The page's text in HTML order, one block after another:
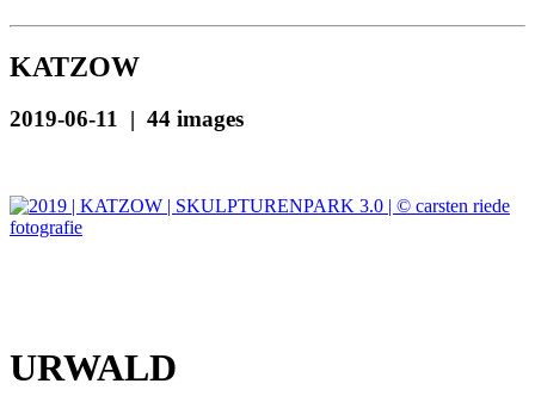
KATZOW
2019-06-11 | 44 images
URWALD